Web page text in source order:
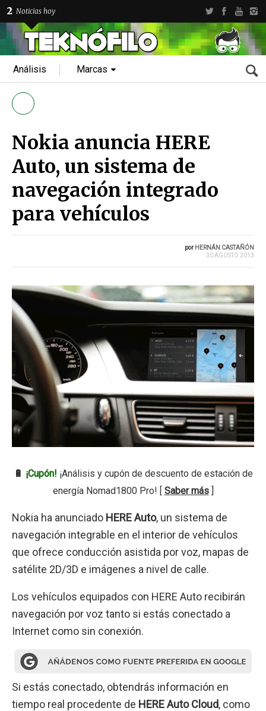
2 Noticias hoy
Análisis Marcas
Nokia anuncia HERE
Auto, un sistema de
navegación integrado
para vehículos
por HERNÁN CASTAÑÓN
30 AGOSTO 2013
🔋 ¡Cupón! ¡Análisis y cupón de descuento de estación de
energía Nomad1800 Pro! [ Saber más]
Nokia ha anunciado HERE Auto, un sistema de
navegación integrable en el interior de vehículos
que ofrece conducción asistida por voz, mapas de
satélite 2D/3D e imágenes a nivel de calle.
Los vehículos equipados con HERE Auto recibirán
navegación por voz tanto si estás conectado a
Internet como sin conexión.
Si estás conectado, obtendrás información en
tiempo real procedente de HERE Auto Cloud, como